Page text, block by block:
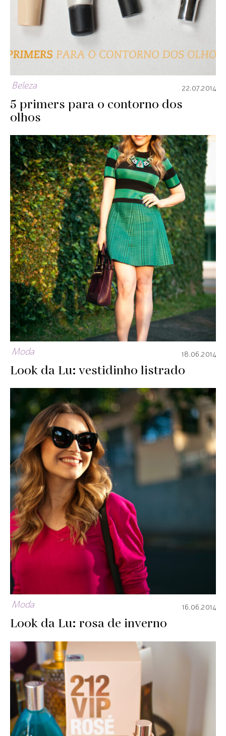
Beleza 22.07.2014
5 primers para o contorno dos
olhos
Moda 18.06.2014
Look da Lu: vestidinho listrado
Moda 16.06.2014
Look da Lu: rosa de inverno